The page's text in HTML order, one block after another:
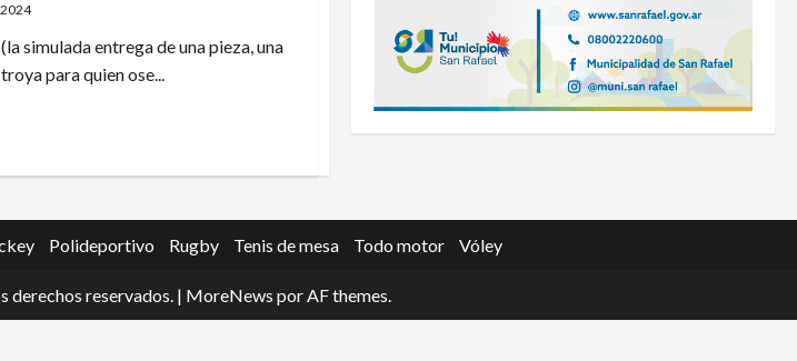
simulada entrega de una pieza, una
para quien ose...
Polideportivo Rugby Tenis de mesa Todo motor Vóley
derechos reservados. | MoreNews por AF themes.